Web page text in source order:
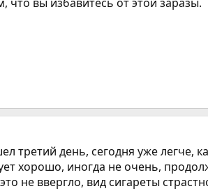
третий день, сегодня уже легче,
хорошо, иногда не очень,
не ввергло, вид сигареты